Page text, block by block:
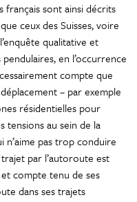
sont ainsi décrits
ceux des Suisses, voire
qualitative et
en l’occurrence
compte que
– par exemple
résidentielles pour
tensions au sein de la
n’aime pas trop conduire
par l’autoroute est
compte tenu de ses
dans ses trajets